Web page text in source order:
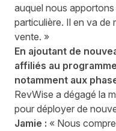
auquel nous
particulière. Il en va de
vente. »
En ajoutant de
affiliés au
notamment aux
RevWise a dégagé la
pour déployer de
Jamie : « Nous